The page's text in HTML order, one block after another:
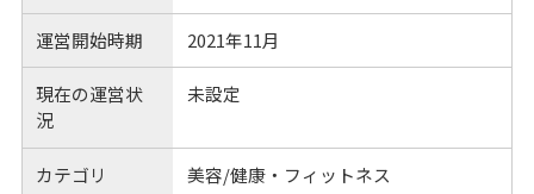
運営開始時期 2021年11月
現在の運営状
況
未設定
カテゴリ 美容/健康・フィットネス